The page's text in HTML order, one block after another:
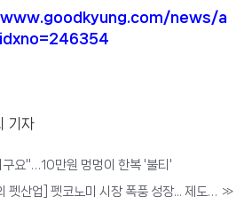
news/a
기자
구요"…10만원 멍멍이 한복 '불티'
[반려인구 1500만 시대의 펫산업] 펫코노미 시장 폭풍 성장... 제도적 뒷받침 절실 »